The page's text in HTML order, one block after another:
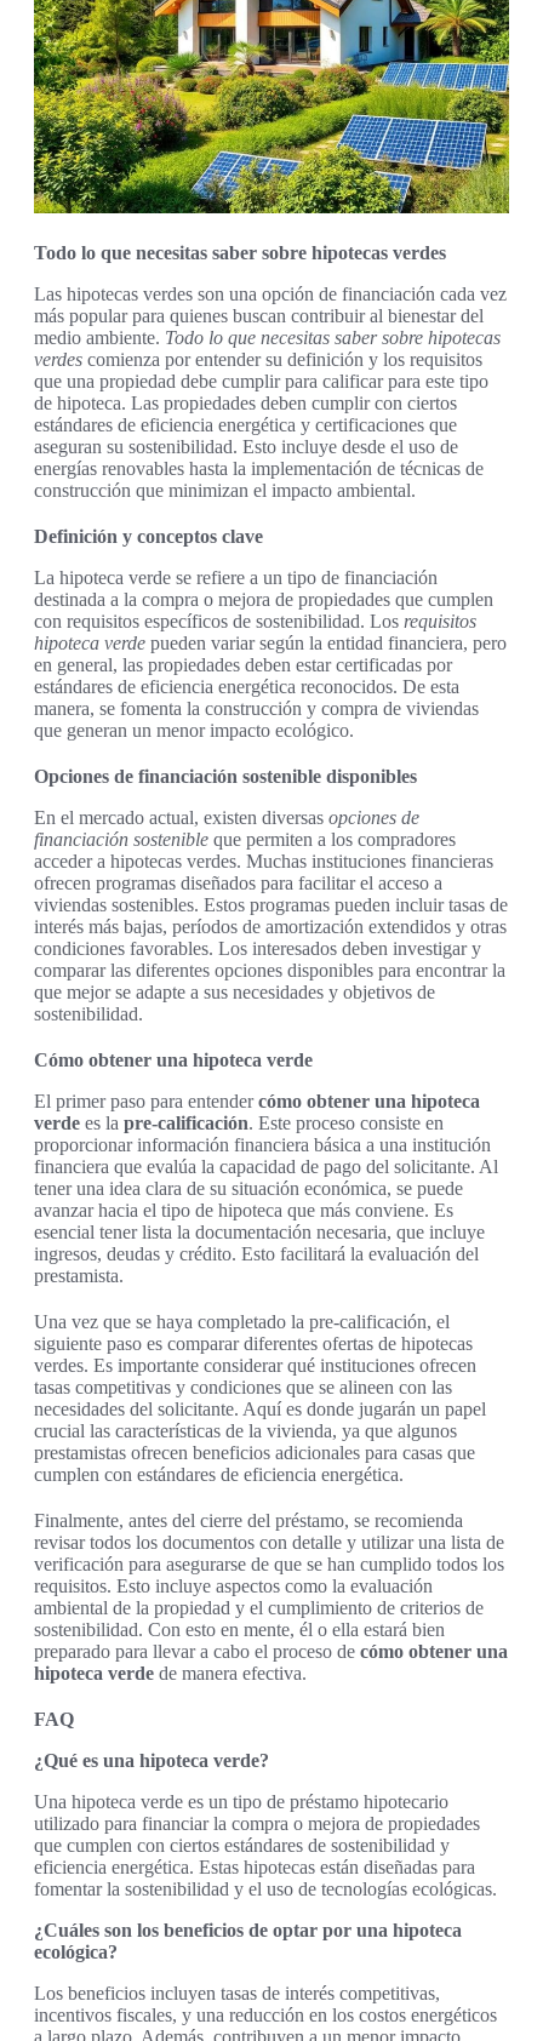
Todo lo que necesitas saber sobre hipotecas verdes
Las hipotecas verdes son una opción de financiación cada vez
más popular para quienes buscan contribuir al bienestar del
medio ambiente. Todo lo que necesitas saber sobre hipotecas
verdes comienza por entender su definición y los requisitos
que una propiedad debe cumplir para calificar para este tipo
de hipoteca. Las propiedades deben cumplir con ciertos
estándares de eficiencia energética y certificaciones que
aseguran su sostenibilidad. Esto incluye desde el uso de
energías renovables hasta la implementación de técnicas de
construcción que minimizan el impacto ambiental.
Definición y conceptos clave
La hipoteca verde se refiere a un tipo de financiación
destinada a la compra o mejora de propiedades que cumplen
con requisitos específicos de sostenibilidad. Los requisitos
hipoteca verde pueden variar según la entidad financiera, pero
en general, las propiedades deben estar certificadas por
estándares de eficiencia energética reconocidos. De esta
manera, se fomenta la construcción y compra de viviendas
que generan un menor impacto ecológico.
Opciones de financiación sostenible disponibles
En el mercado actual, existen diversas opciones de
financiación sostenible que permiten a los compradores
acceder a hipotecas verdes. Muchas instituciones financieras
ofrecen programas diseñados para facilitar el acceso a
viviendas sostenibles. Estos programas pueden incluir tasas de
interés más bajas, períodos de amortización extendidos y otras
condiciones favorables. Los interesados deben investigar y
comparar las diferentes opciones disponibles para encontrar la
que mejor se adapte a sus necesidades y objetivos de
sostenibilidad.
Cómo obtener una hipoteca verde
El primer paso para entendercómo obtener una hipoteca
verde es la pre-calificación. Este proceso consiste en
proporcionar información financiera básica a una institución
financiera que evalúa la capacidad de pago del solicitante. Al
tener una idea clara de su situación económica, se puede
avanzar hacia el tipo de hipoteca que más conviene. Es
esencial tener lista la documentación necesaria, que incluye
ingresos, deudas y crédito. Esto facilitará la evaluación del
prestamista.
Una vez que se haya completado la pre-calificación, el
siguiente paso es comparar diferentes ofertas de hipotecas
verdes. Es importante considerar qué instituciones ofrecen
tasas competitivas y condiciones que se alineen con las
necesidades del solicitante. Aquí es donde jugarán un papel
crucial las características de la vivienda, ya que algunos
prestamistas ofrecen beneficios adicionales para casas que
cumplen con estándares de eficiencia energética.
Finalmente, antes del cierre del préstamo, se recomienda
revisar todos los documentos con detalle y utilizar una lista de
verificación para asegurarse de que se han cumplido todos los
requisitos. Esto incluye aspectos como la evaluación
ambiental de la propiedad y el cumplimiento de criterios de
sostenibilidad. Con esto en mente, él o ella estará bien
preparado para llevar a cabo el proceso de cómo obtener una
hipoteca verde de manera efectiva.
FAQ
¿Qué es una hipoteca verde?
Una hipoteca verde es un tipo de préstamo hipotecario
utilizado para financiar la compra o mejora de propiedades
que cumplen con ciertos estándares de sostenibilidad y
eficiencia energética. Estas hipotecas están diseñadas para
fomentar la sostenibilidad y el uso de tecnologías ecológicas.
¿Cuáles son los beneficios de optar por una hipoteca
ecológica?
Los beneficios incluyen tasas de interés competitivas,
incentivos fiscales, y una reducción en los costos energéticos
a largo plazo. Además, contribuyen a un menor impacto